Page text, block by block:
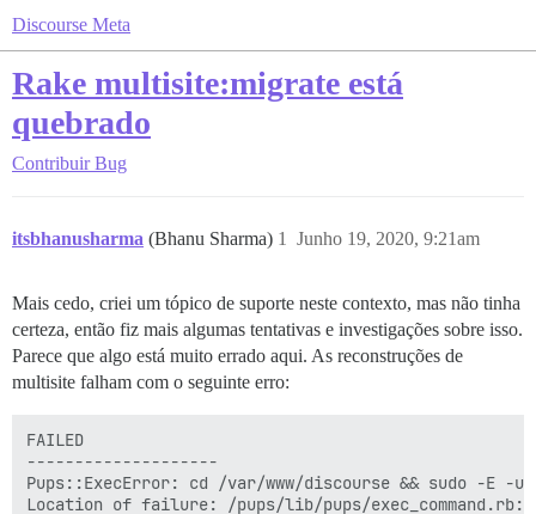
Discourse Meta
Rake multisite:migrate está
quebrado
Contribuir Bug
itsbhanusharma (Bhanu Sharma) Junho 19, 2020, 9:21am
1
Mais cedo, criei um tópico de suporte neste contexto, mas não tinha
certeza, então fiz mais algumas tentativas e investigações sobre isso.
Parece que algo está muito errado aqui. As reconstruções de
multisite falham com o seguinte erro:
FAILED
--------------------
Pups::ExecError: cd /var/www/discourse && sudo -
Location of failure: /pups/lib/pups/